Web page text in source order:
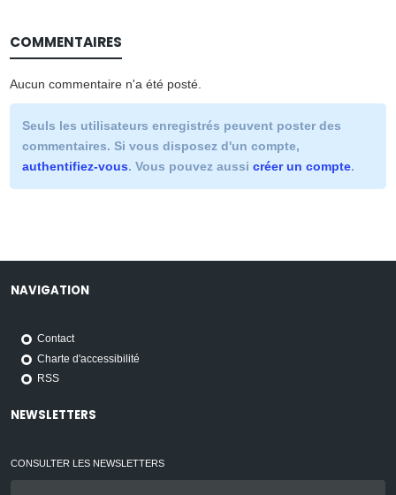
COMMENTAIRES
Aucun commentaire n'a été posté.
Seuls les utilisateurs enregistrés peuvent poster des
commentaires. Si vous disposez d'un compte,
authentifiez-vous. Vous pouvez aussicréer un compte.
NAVIGATION
Contact
Charte d'accessibilité
RSS
NEWSLETTERS
CONSULTER LES NEWSLETTERS